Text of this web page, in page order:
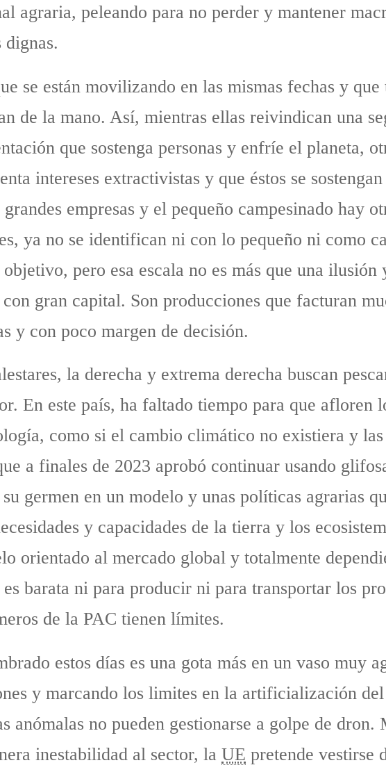
agraria, peleando para no perder y mantener
se están movilizando en las mismas fechas y
de la mano. Así, mientras ellas reivindican una
que sostenga personas y enfríe el planeta,
intereses extractivistas y que éstos se
empresas y el pequeño campesinado hay
ya no se identifican ni con lo pequeño ni como
pero esa escala no es más que una ilusión
gran capital. Son producciones que facturan
y con poco margen de decisión.
la derecha y extrema derecha buscan
En este país, ha faltado tiempo para que afloren
como si el cambio climático no existiera y
a finales de 2023 aprobó continuar usando
germen en un modelo y unas políticas agrarias
y capacidades de la tierra y los
orientado al mercado global y totalmente
barata ni para producir ni para transportar los
de la PAC tienen límites.
estos días es una gota más en un vaso muy
y marcando los limites en la artificialización
anómalas no pueden gestionarse a golpe de dron.
inestabilidad al sector, la UE pretende vestirse